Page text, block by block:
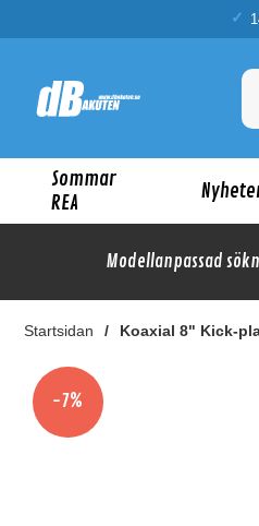
Sommar
REA
Modellanpassad
Startsidan Koaxial 8" Kick-
-7%